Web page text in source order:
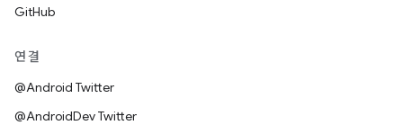
GitHub
연결
@Android Twitter
@AndroidDev Twitter